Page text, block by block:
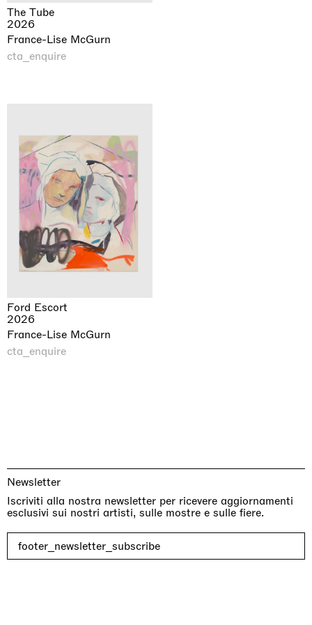
The Tube
2026
France-Lise McGurn
cta_enquire
Ford Escort
2026
France-Lise McGurn
cta_enquire
Newsletter
Iscriviti alla nostra newsletter per ricevere aggiornamenti
esclusivi sui nostri artisti, sulle mostre e sulle fiere.
footer_newsletter_subscribe